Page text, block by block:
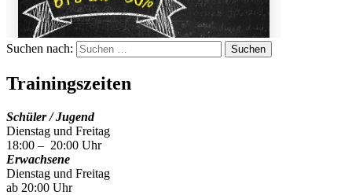
Suchen nach:
Trainingszeiten
Schüler / Jugend
Dienstag und Freitag
18:00 – 20:00 Uhr
Erwachsene
Dienstag und Freitag
ab 20:00 Uhr